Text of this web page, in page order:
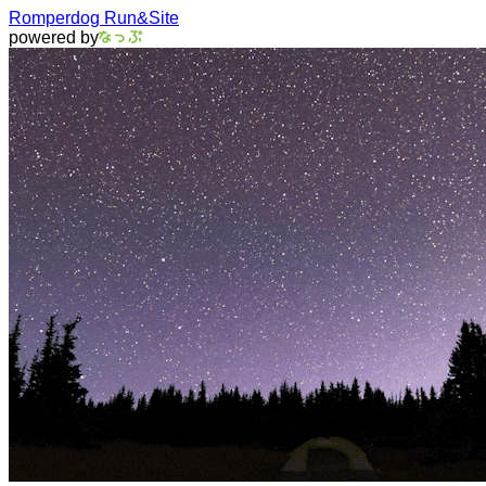
Romperdog Run&Site
powered by